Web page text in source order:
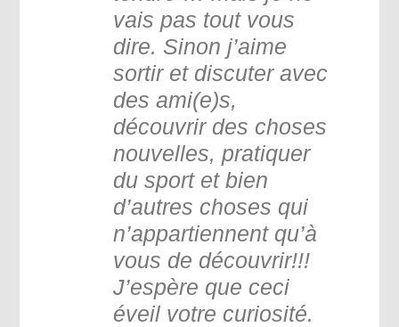
vais pas tout vous
dire. Sinon j’aime
sortir et discuter avec
des ami(e)s,
découvrir des choses
nouvelles, pratiquer
du sport et bien
d’autres choses qui
n’appartiennent qu’à
vous de découvrir!!!
J’espère que ceci
éveil votre curiosité.